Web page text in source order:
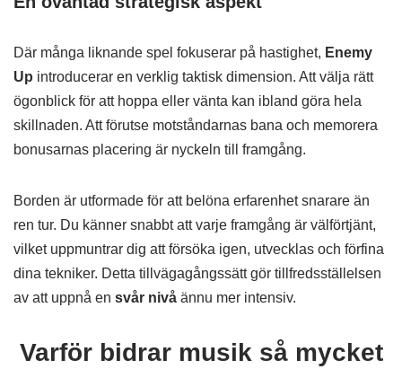
Där många liknande spel fokuserar på hastighet, Enemy
Up introducerar en verklig taktisk dimension. Att välja rätt
ögonblick för att hoppa eller vänta kan ibland göra hela
skillnaden. Att förutse motståndarnas bana och memorera
bonusarnas placering är nyckeln till framgång.
Borden är utformade för att belöna erfarenhet snarare än
ren tur. Du känner snabbt att varje framgång är välförtjänt,
vilket uppmuntrar dig att försöka igen, utvecklas och förfina
dina tekniker. Detta tillvägagångssätt gör tillfredsställelsen
av att uppnå en svår nivå ännu mer intensiv.
Varför bidrar musik så mycket